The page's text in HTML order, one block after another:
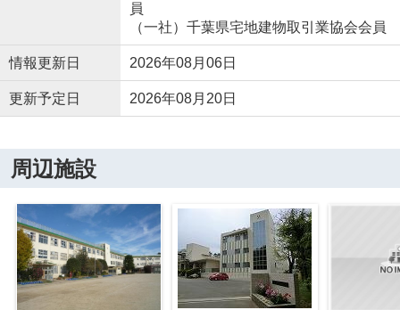
員
（一社）千葉県宅地建物取引業協会会員
情報更新日 2026年08月06日
更新予定日 2026年08月20日
周辺施設